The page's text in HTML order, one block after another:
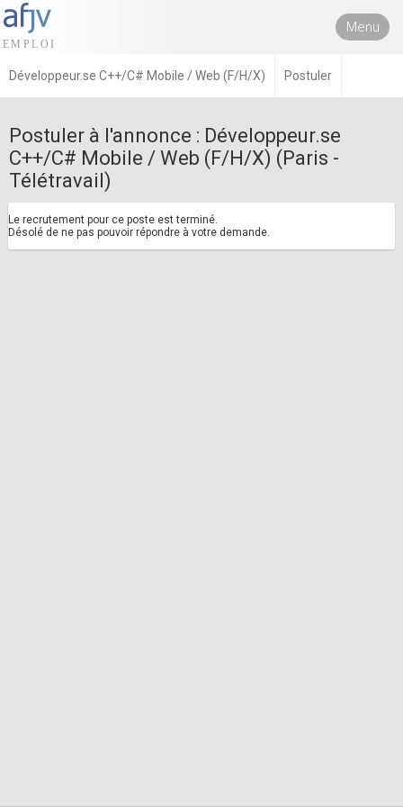
Menu
Développeur.se C++/C# Mobile / Web (F/H/X) Postuler
Postuler à l'annonce : Développeur.se
C++/C# Mobile / Web (F/H/X) (Paris -
Télétravail)
Le recrutement pour ce poste est terminé.
Désolé de ne pas pouvoir répondre à votre demande.